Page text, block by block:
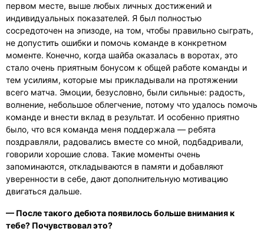
первом месте, выше любых личных достижений и
индивидуальных показателей. Я был полностью
сосредоточен на эпизоде, на том, чтобы правильно сыграть,
не допустить ошибки и помочь команде в конкретном
моменте. Конечно, когда шайба оказалась в воротах, это
стало очень приятным бонусом к общей работе команды и
тем усилиям, которые мы прикладывали на протяжении
всего матча. Эмоции, безусловно, были сильные: радость,
волнение, небольшое облегчение, потому что удалось помочь
команде и внести вклад в результат. И особенно приятно
было, что вся команда меня поддержала — ребята
поздравляли, радовались вместе со мной, подбадривали,
говорили хорошие слова. Такие моменты очень
запоминаются, откладываются в памяти и добавляют
уверенности в себе, дают дополнительную мотивацию
двигаться дальше.
— После такого дебюта появилось больше внимания к
тебе? Почувствовал это?